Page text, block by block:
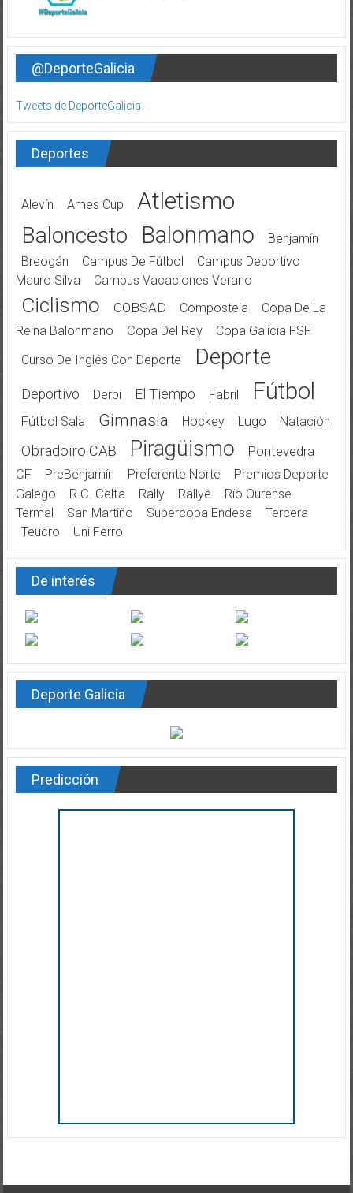
@DeporteGalicia
Tweets de DeporteGalicia
Deportes
Alevín Ames Cup Atletismo
Baloncesto Balonmano
Benjamín
Breogán
Campus De Fútbol
Campus Deportivo
Mauro Silva
Campus Vacaciones Verano
Ciclismo COBSAD Compostela
Copa De La
Reina Balonmano
Copa Del Rey
Copa Galicia FSF
Curso De Inglés Con Deporte
Deporte
Deportivo Derbi El Tiempo Fabril Fútbol
Fútbol Sala Gimnasia Hockey Lugo Natación
Obradoiro CAB Piragüismo
Pontevedra
CF
PreBenjamín Preferente Norte
Premios Deporte
Galego
R.C. Celta Rally Rallye
Río Ourense
Termal
San Martiño Supercopa Endesa
Tercera
Teucro
Uni Ferrol
De interés
Deporte Galicia
Predicción